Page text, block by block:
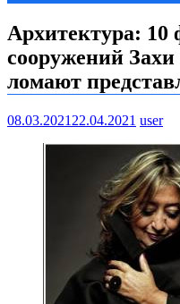
Архитектура: 10
сооружений
ломают
08.03.2021 22.04.2021 user